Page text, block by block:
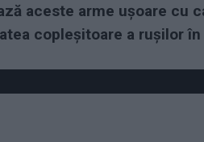
aceste arme ușoare cu
copleșitoare a rușilor